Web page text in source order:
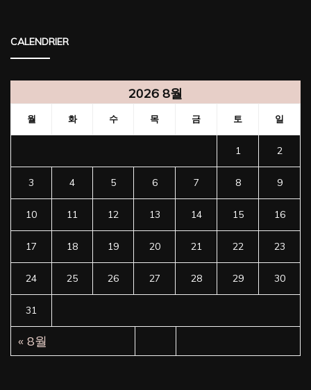
CALENDRIER
2026 8월
월 화 수 목 금 토 일
1 2
3 4 5 6 7 8 9
10 11 12 13 14 15 16
17 18 19 20 21 22 23
24 25 26 27 28 29 30
31
« 8월